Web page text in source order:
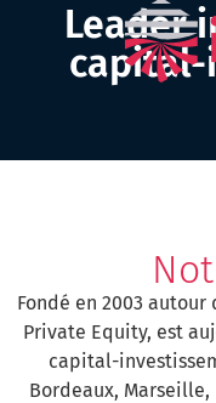
Leader
capital-
Fondé en 2003
Private Equity, est
capital-
Bordeaux,